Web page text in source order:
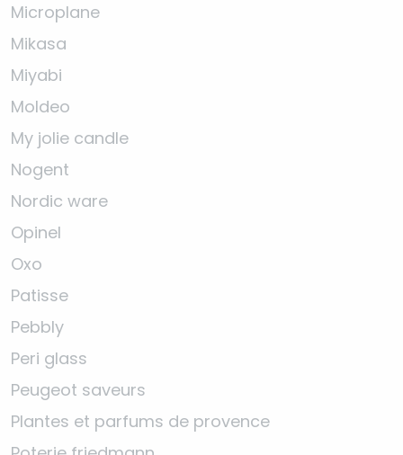
Microplane
Mikasa
Miyabi
Moldeo
My jolie candle
Nogent
Nordic ware
Opinel
Oxo
Patisse
Pebbly
Peri glass
Peugeot saveurs
Plantes et parfums de provence